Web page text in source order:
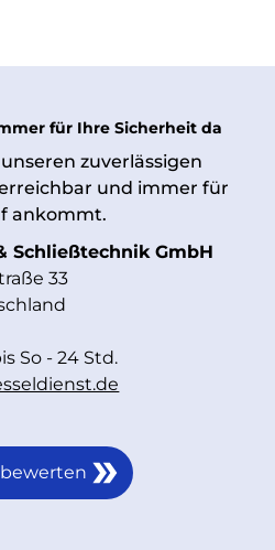
für Ihre Sicherheit da
zuverlässigen
und immer für
ankommt.
Schließtechnik GmbH
33
So - 24 Std.